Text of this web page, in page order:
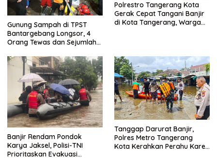
Gunung Sampah di TPST
Bantargebang Longsor, 4
Orang Tewas dan Sejumlah
Polrestro Tangerang Kota
Gerak Cepat Tangani Banjir
di Kota Tangerang, Warga
Banjir Rendam Pondok
Karya Jaksel, Polisi-TNI
Prioritaskan Evakuasi
Tanggap Darurat Banjir,
Polres Metro Tangerang
Kota Kerahkan Perahu Karet